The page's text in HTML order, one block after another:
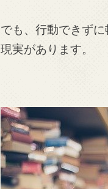
でも、行動できず
現実があります。